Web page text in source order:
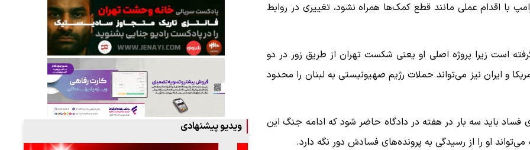
با اقدام عملی مانند قطع کمک‌ها همراه نشود، تغییری در روابط
است زیرا پروژه اصلی او یعنی شکست تهران از طریق زور در دو
و ایران نیز می‌تواند حملات رژیم صهیونیستی به لبنان را محدود
فساد باید سه بار در هفته در دادگاه حاضر شود که ادامه جنگ این
او را از رسیدگی به پرونده‌های فسادش دور نگه دارد.
ویدیو پیشنهادی